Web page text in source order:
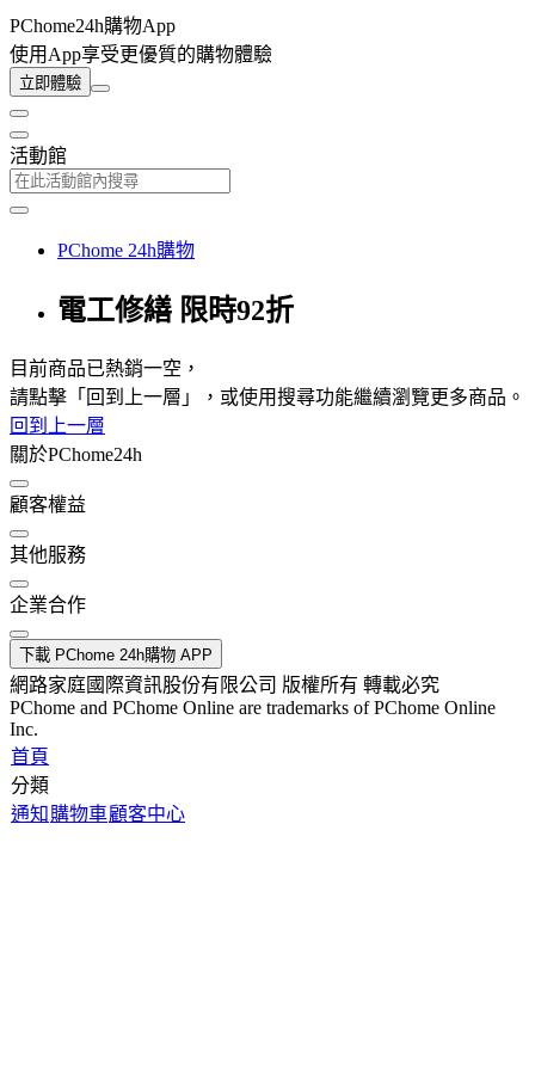
PChome24h購物App
使用App享受更優質的購物體驗
立即體驗
活動館
PChome 24h購物
電工修繕 限時92折
目前商品已熱銷一空，
請點擊「回到上一層」，或使用搜尋功能繼續瀏覽更多商品。
回到上一層
關於PChome24h
顧客權益
其他服務
企業合作
下載 PChome 24h購物 APP
網路家庭國際資訊股份有限公司 版權所有 轉載必究
PChome and PChome Online are trademarks of PChome Online
Inc.
首頁
分類
通知 購物車顧客中心